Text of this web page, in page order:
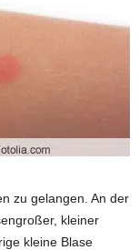
zu gelangen. An der
kleiner
kleine Blase